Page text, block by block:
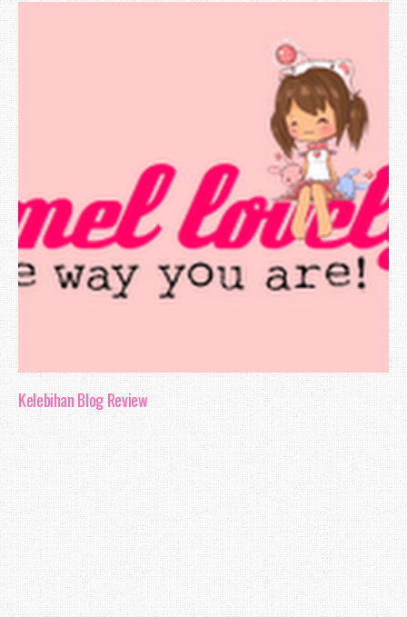
berharap Erza akan meneruskan usaha
dalam blogging, tambahan pula penulis
blog dan rajin melakukan promosi.
Pendapat aku mengenai blog ini, dari
sangat menarik. Kemas. Ringan. Dan
perubahan pada padanan warna, kerana
sesuai juga amat penting.
warna blogyang sesuai boleh membina
Ahah, jadi itu sahaja yang dapat aku
Erza. Blog bersifat peribadi, dan
bersantai membaca entry - entry yang di
Erza terus berjaya. Sedikit
merupakan pelajar Industrial
sesiapa yang berminat untuk
sendiri empunya badan hehe :D
Kelebihan Blog Review